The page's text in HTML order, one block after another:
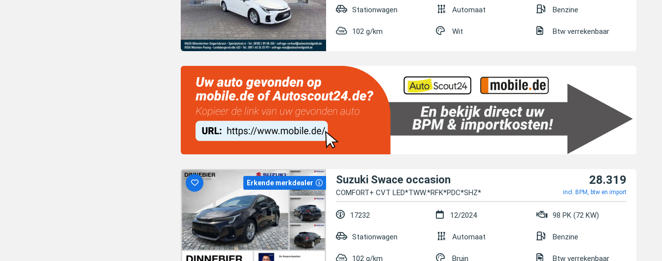
Stationwagen Automaat Benzine
102 g/km Wit Btw verrekenbaar
Erkende merkdealer Suzuki Swace occasion
COMFORT+ CVT LED*TWW.*RFK*PDC*SHZ*
28.319
incl. BPM, btw en import
17232 12/2024 98 PK (72 KW)
Stationwagen Automaat Benzine
102 g/km Bruin Btw verrekenbaar